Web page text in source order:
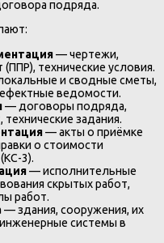
подряда.
— чертежи,
технические условия.
и сводные сметы,
ведомости.
— договоры подряда,
задания.
— акты о приёмке
о стоимости
3).
— исполнительные
скрытых работ,
работ.
— здания, сооружения, их
системы в